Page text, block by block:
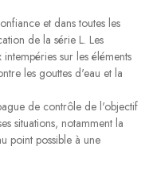
et dans toutes les
de la série L. Les
sur les éléments
les gouttes d'eau et la
de contrôle de l'objectif
situations, notamment la
point possible à une